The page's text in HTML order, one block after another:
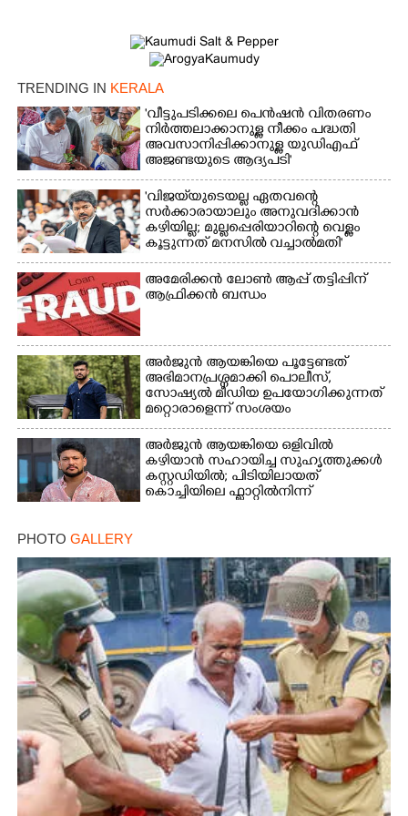
TRENDING IN KERALA
'വീട്ടുപടിക്കലെ പെൻഷൻ വിതരണം
നിർത്തലാക്കാനുള്ള നീക്കം പദ്ധതി
അവസാനിപ്പിക്കാനുള്ള യുഡിഎഫ്
അജണ്ടയുടെ ആദ്യപടി'
'വിജയ്‌യുടെയല്ല ഏതവന്റെ
സർക്കാരായാലും അനുവദിക്കാൻ
കഴിയില്ല; മുല്ലപ്പെരിയാറിന്റെ വെള്ളം
കൂട്ടുന്നത് മനസിൽ വച്ചാൽമതി'
അമേരിക്കൻ ലോൺ ആപ്പ് തട്ടിപ്പിന്
ആഫ്രിക്കൻ ബന്ധം
അർജുൻ ആയങ്കിയെ പൂട്ടേണ്ടത്
അഭിമാനപ്രശ്നമാക്കി പൊലീസ്,
സാേഷ്യൽ മീഡിയ ഉപയോഗിക്കുന്നത്
മറ്റൊരാളെന്ന് സംശയം
അർജുൻ ആയങ്കിയെ ഒളിവിൽ
കഴിയാൻ സഹായിച്ച സുഹൃത്തുക്കൾ
കസ്റ്റഡിയിൽ; പിടിയിലായത്
കൊച്ചിയിലെ ഫ്ലാറ്റിൽനിന്ന്
PHOTO GALLERY